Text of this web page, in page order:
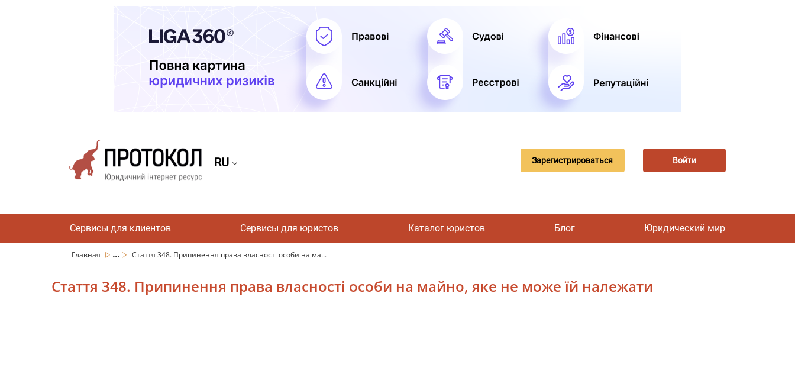
RU Зарегистрироваться Войти
Сервисы для клиентов Сервисы для юристов Каталог юристов Блог Юридический мир
Главная ... Стаття 348. Припинення права власності особи на ма...
Стаття 348. Припинення права власності особи на майно, яке не може їй належати